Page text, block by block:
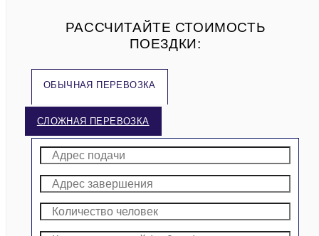
РАССЧИТАЙТЕ СТОИМОСТЬ
ПОЕЗДКИ:
ОБЫЧНАЯ ПЕРЕВОЗКА
СЛОЖНАЯ ПЕРЕВОЗКА